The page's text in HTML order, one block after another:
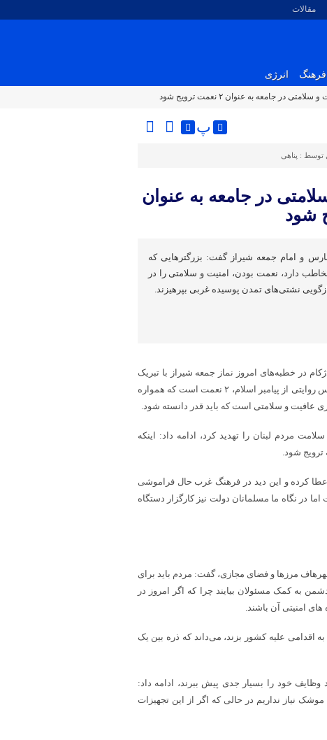
مقالات
فرهنگ انرژی
در جامعه به عنوان ۲ نعمت ترویج شود
پ
توسط : پناهی
در جامعه به عنوان
و امام جمعه شیراز گفت: بزرگترهایی که
دارد، نعمت بودن، امنیت و سلامتی را در
نشتی‌های تمدن پوسیده غربی بپرهیزند.
در خطبه‌های امروز نماز جمعه شیراز با تبریک
ولادت پیامبر اکرم (ص) و امام جعفر صادق (ع)، اظهار کرد: بر اساس روایتی از پیامبر اسلام، ۲ نعمت است که همواره
عافیت و سلامتی است که باید قدر دانسته شود.
مردم لبنان را تهدید کرد، ادامه داد: اینکه
ترویج شود.
عطا کرده و این دید در فرهنگ غرب حال فراموشی
در نگاه ما مسلمانان دولت نیز کارگزار دستگاه
مرزها و فضای مجازی، گفت: مردم باید برای
به کمک مسئولان بیایند چرا که اگر امروز در
های امنیتی آن باشند.
علیه کشور بزند، می‌داند که ذره بین یک
وظایف خود را بسیار جدی پیش ببرند، ادامه داد:
نیاز نداریم در حالی که اگر از این تجهیزات